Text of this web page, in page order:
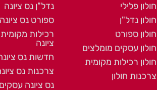
חולון פלילי
חולון נדל"ן
חולון ספורט
חולון עסקים מומלצים
חולון רכילות מקומית
צרכנות חולון
נדל"ן נס ציונה
ספורט נס ציונה
רכילות
ציונה
חדשות נס
צרכנות נס
נס ציונה עסקים